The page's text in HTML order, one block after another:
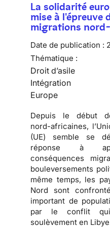
La solidarité
mise à l'épreuve
migrations
Date de publication :
Thématique :
Droit d’asile
Intégration
Europe
Depuis le début
nord-africaines,
(UE) semble se
réponse à
conséquences
bouleversements
même temps, les
Nord sont
important de
par le conflit
soulèvement en